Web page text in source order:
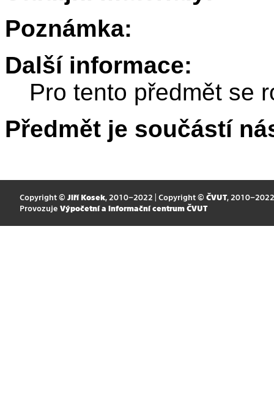
Poznámka:
Další informace:
Pro tento předmět se
Předmět je součástí
Copyright © Jiří Kosek, 2010–2022 | Copyright © ČVUT, 2010–2022
Provozuje Výpočetní a informační centrum ČVUT